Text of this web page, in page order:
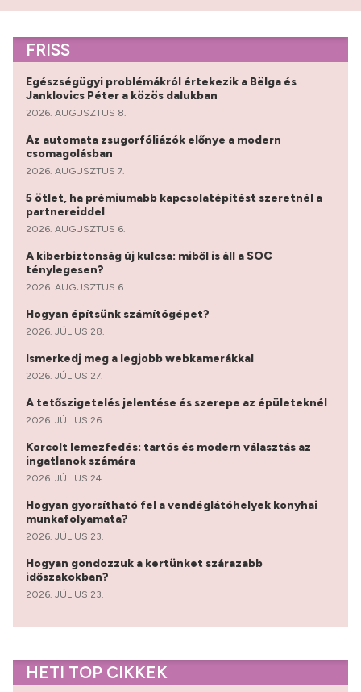
FRISS
Egészségügyi problémákról értekezik a Bëlga és
Janklovics Péter a közös dalukban
2026. AUGUSZTUS 8.
Az automata zsugorfóliázók előnye a modern
csomagolásban
2026. AUGUSZTUS 7.
5 ötlet, ha prémiumabb kapcsolatépítést szeretnél a
partnereiddel
2026. AUGUSZTUS 6.
A kiberbiztonság új kulcsa: miből is áll a SOC
ténylegesen?
2026. AUGUSZTUS 6.
Hogyan építsünk számítógépet?
2026. JÚLIUS 28.
Ismerkedj meg a legjobb webkamerákkal
2026. JÚLIUS 27.
A tetőszigetelés jelentése és szerepe az épületeknél
2026. JÚLIUS 26.
Korcolt lemezfedés: tartós és modern választás az
ingatlanok számára
2026. JÚLIUS 24.
Hogyan gyorsítható fel a vendéglátóhelyek konyhai
munkafolyamata?
2026. JÚLIUS 23.
Hogyan gondozzuk a kertünket szárazabb
időszakokban?
2026. JÚLIUS 23.
HETI TOP CIKKEK